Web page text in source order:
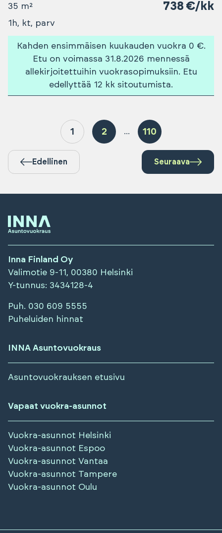
35 m² 738 €/kk
1h, kt, parv
Kahden ensimmäisen kuukauden vuokra 0 €.
Etu on voimassa 31.8.2026 mennessä
allekirjoitettuihin vuokrasopimuksiin. Etu
edellyttää 12 kk sitoutumista.
Edellinen
1 2 ... 110
Seuraava
Inna Finland Oy
Valimotie 9-11, 00380 Helsinki
Y-tunnus: 3434128-4
Puh. 030 609 5555
Puheluiden hinnat
INNA Asuntovuokraus
Asuntovuokrauksen etusivu
Vapaat vuokra-asunnot
Vuokra-asunnot Helsinki
Vuokra-asunnot Espoo
Vuokra-asunnot Vantaa
Vuokra-asunnot Tampere
Vuokra-asunnot Oulu